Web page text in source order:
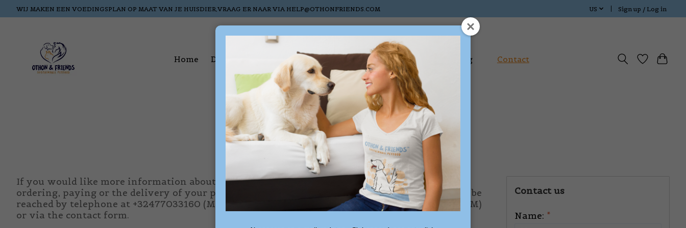
WIJ MAKEN EEN VOEDINGSPLAN OP MAAT VAN JE HUISDIER,VRAAG ER NAAR VIA HELP@OTHONFRIENDS.COM US Sign up / Log in
Home Dogs Horses Nieuw Sale Gift cards Blog Contact
Customer service
If you would like more information about a specific product or are experiencing problems with
ordering, paying or the delivery of your package, please contact our customer service. This can be
reached by telephone at +32477033160 (Mon to Fri 8:30 AM - 9:00 PM and Sat 10:00 AM - 5:00 PM)
or via the contact form.
Contact us
Name: *